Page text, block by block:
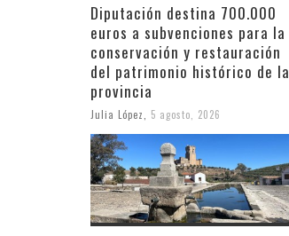
Diputación destina 700.000
euros a subvenciones para la
conservación y restauración
del patrimonio histórico de la
provincia
Julia López 5 agosto, 2026